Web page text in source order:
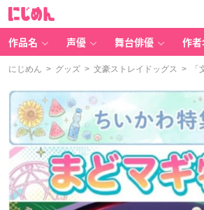
作品名 声優 舞台俳優 作者
にじめん > グッズ > 文豪ストレイドッグス > 「